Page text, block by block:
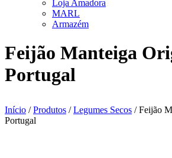
Loja Amadora
MARL
Armazém
Feijão Manteiga
Portugal
Início /Produtos /Legumes Secos / Feijão
Portugal